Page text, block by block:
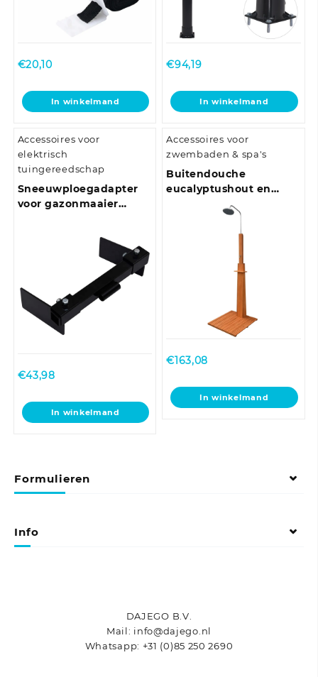
€20,10
In winkelmand
€94,19
In winkelmand
Accessoires voor
elektrisch
tuingereedschap
Sneeuwploegadapter
voor gazonmaaier
€43,98
In winkelmand
Accessoires voor
zwembaden & spa's
Buitendouche
eucalyptushout en
€163,08
In winkelmand
Formulieren
Info
DAJEGO B.V.
Mail: info@dajego.nl
Whatsapp: +31 (0)85 250 2690